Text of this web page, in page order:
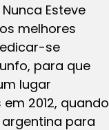
Esteve
melhores
se
para que
lugar
2012, quando
para